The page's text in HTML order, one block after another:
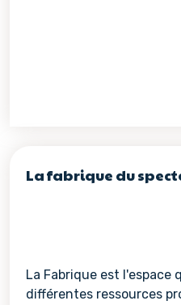
La fabrique du
La Fabrique est l'espace
différentes ressources